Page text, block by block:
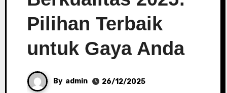
Pilihan Terbaik
untuk Gaya Anda
By admin
26/12/2025